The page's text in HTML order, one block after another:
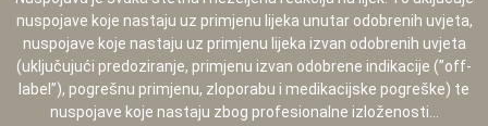
nuspojave koje nastaju uz primjenu lijeka unutar odobrenih uvjeta,
nuspojave koje nastaju uz primjenu lijeka izvan odobrenih uvjeta
(uključujući predoziranje, primjenu izvan odobrene indikacije (”off-
label”), pogrešnu primjenu, zloporabu i medikacijske pogreške) te
nuspojave koje nastaju zbog profesionalne izloženosti...